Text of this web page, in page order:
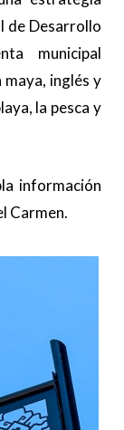
de Desarrollo
municipal
inglés y
la pesca y
información
Carmen.